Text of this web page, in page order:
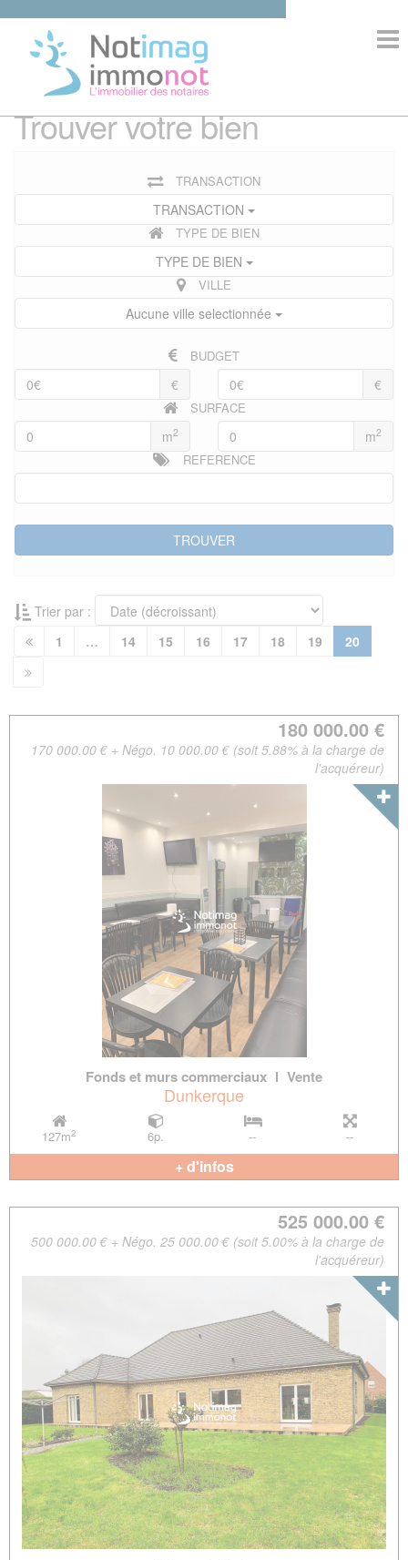
ACCUEIL
Trouver votre bien
TRANSACTION
TRANSACTION
TYPE DE BIEN
TYPE DE BIEN
VILLE
Aucune ville selectionnée
BUDGET
€ €
SURFACE
m2 m2
REFERENCE
Trier par :
1
… 14 15 16 17 18 19 20
180 000.00 €
170 000.00 € + Négo. 10 000.00 € (soit 5.88% à la charge de
l'acquéreur)
Fonds et murs commerciaux l Vente
Dunkerque
127m2 6p. -- --
+ d'infos
525 000.00 €
500 000.00 € + Négo. 25 000.00 € (soit 5.00% à la charge de
l'acquéreur)